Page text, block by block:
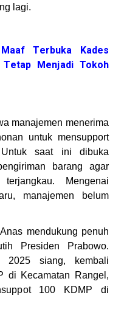
lagi.
Terbuka Kades
Menjadi Tokoh
manajemen menerima
untuk mensupport
saat ini dibuka
barang agar
Mengenai
manajemen belum
mendukung penuh
Presiden Prabowo.
2025 siang, kembali
di Kecamatan Rangel,
100 KDMP di